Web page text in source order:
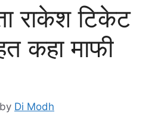
राकेश टिकेट
कहा माफी
by Di Modh